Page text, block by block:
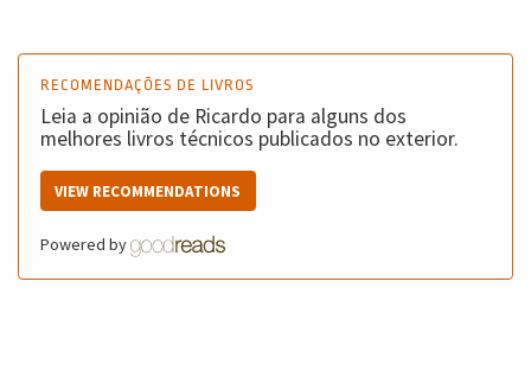
RECOMENDAÇÕES DE LIVROS
Leia a opinião de Ricardo para alguns dos
melhores livros técnicos publicados no exterior.
VIEW RECOMMENDATIONS
Powered by